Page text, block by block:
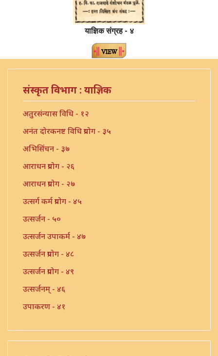
याज्ञिक संग्रह - ४
संस्कृत विभाग : याज्ञिक
अतुरसंन्यास विधि - १२
अनंत दोरकनष्ट विधि प्रयोग - ३५
अभिसिंचन - ३७
आराधन प्रयोग - २६
आराधन प्रयोग - २७
उत्सर्ग कर्म प्रयोग - ४५
उत्सर्जन - ५०
उत्सर्जन उपाकर्म - ४७
उत्सर्जन प्रयोग - ४८
उत्सर्जन प्रयोग - ४९
उत्सर्जनम् - ४६
उपाकरण - ४१
उपाकर्म - ४३